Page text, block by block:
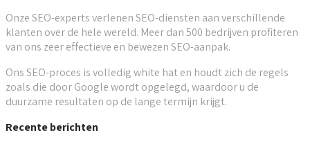
Onze SEO-experts verlenen SEO-diensten aan verschillende
klanten over de hele wereld. Meer dan 500 bedrijven profiteren
van ons zeer effectieve en bewezen SEO-aanpak.
Ons SEO-proces is volledig white hat en houdt zich de regels
zoals die door Google wordt opgelegd, waardoor u de
duurzame resultaten op de lange termijn krijgt.
Recente berichten